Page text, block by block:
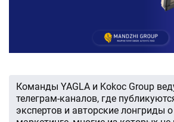
Команды YAGLA и Kokoc Group
телеграм-каналов, где
экспертов и авторские лонгриды о